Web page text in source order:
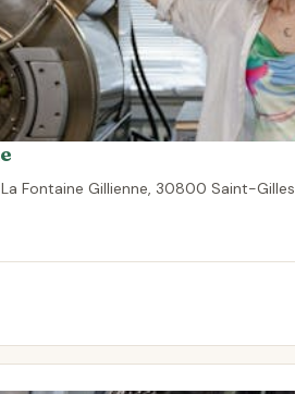
La Fontaine Gillienne, 30800 Saint-Gilles